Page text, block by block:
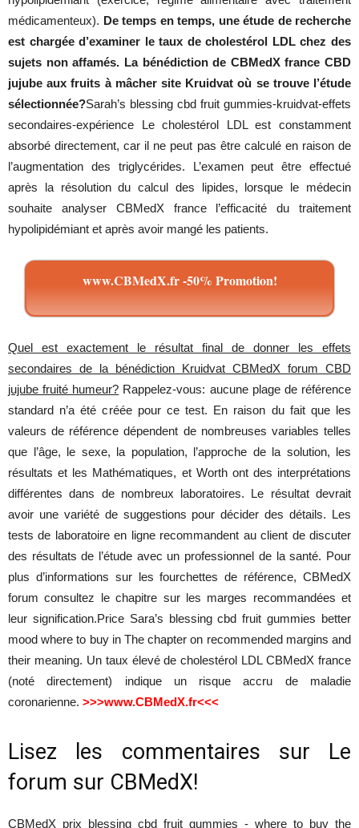
médicamenteux). De temps en temps, une étude de recherche
est chargée d’examiner le taux de cholestérol LDL chez des
sujets non affamés. La bénédiction de CBMedX france CBD
jujube aux fruits à mâcher site Kruidvat où se trouve l’étude
sélectionnée?Sarah’s blessing cbd fruit gummies-kruidvat-effets
secondaires-expérience Le cholestérol LDL est constamment
absorbé directement, car il ne peut pas être calculé en raison de
l’augmentation des triglycérides. L’examen peut être effectué
après la résolution du calcul des lipides, lorsque le médecin
souhaite analyser CBMedX france l’efficacité du traitement
hypolipidémiant et après avoir mangé les patients.
www.CBMedX.fr -50% Promotion!
Quel est exactement le résultat final de donner les effets
secondaires de la bénédiction Kruidvat CBMedX forum CBD
jujube fruité humeur? Rappelez-vous: aucune plage de référence
standard n’a été créée pour ce test. En raison du fait que les
valeurs de référence dépendent de nombreuses variables telles
que l’âge, le sexe, la population, l’approche de la solution, les
résultats et les Mathématiques, et Worth ont des interprétations
différentes dans de nombreux laboratoires. Le résultat devrait
avoir une variété de suggestions pour décider des détails. Les
tests de laboratoire en ligne recommandent au client de discuter
des résultats de l’étude avec un professionnel de la santé. Pour
plus d’informations sur les fourchettes de référence, CBMedX
forum consultez le chapitre sur les marges recommandées et
leur signification.Price Sara’s blessing cbd fruit gummies better
mood where to buy in The chapter on recommended margins and
their meaning. Un taux élevé de cholestérol LDL CBMedX france
(noté directement) indique un risque accru de maladie
coronarienne. >>>www.CBMedX.fr<<<
Lisez les commentaires sur Le
forum sur CBMedX!
CBMedX prix blessing cbd fruit gummies - where to buy the